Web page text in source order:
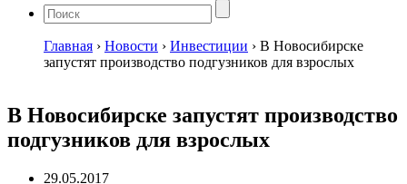
Главная › Новости › Инвестиции › В Новосибирске
запустят производство подгузников для взрослых
В Новосибирске запустят производство
подгузников для взрослых
29.05.2017